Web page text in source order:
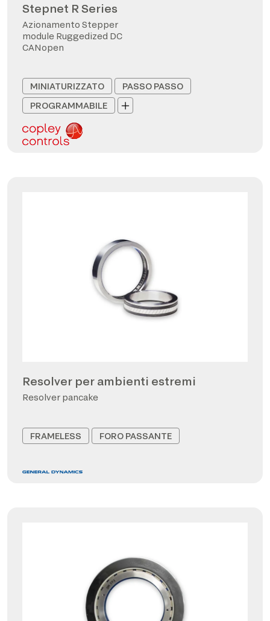
Stepnet R Series
Azionamento Stepper
module Ruggedized DC
CANopen
MINIATURIZZATO
PASSO PASSO
PROGRAMMABILE
Resolver per ambienti estremi
Resolver pancake
FRAMELESS FORO PASSANTE